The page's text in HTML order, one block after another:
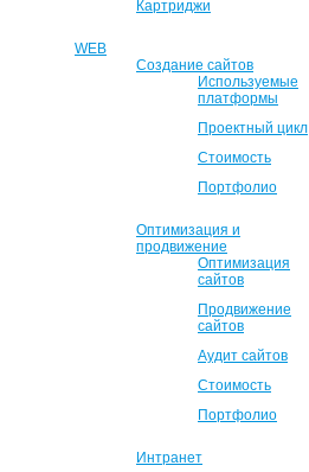
Картриджи
WEB
Создание сайтов
Используемые
платформы
Проектный цикл
Стоимость
Портфолио
Оптимизация и
продвижение
Оптимизация
сайтов
Продвижение
сайтов
Аудит сайтов
Стоимость
Портфолио
Интранет